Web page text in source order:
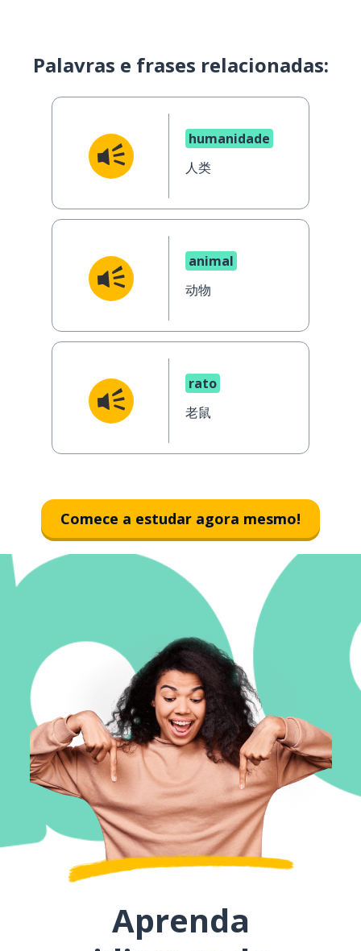
Palavras e frases relacionadas:
humanidade
人类
animal
动物
rato
老鼠
Comece a estudar agora mesmo!
Aprenda